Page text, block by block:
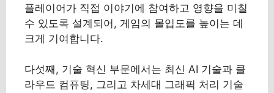
플레이어가 직접 이야기에 참여하고 영향을 미칠
수 있도록 설계되어, 게임의 몰입도를 높이는 데
크게 기여합니다.
다섯째, 기술 혁신 부문에서는 최신 AI 기술과 클
라우드 컴퓨팅, 그리고 차세대 그래픽 처리 기술